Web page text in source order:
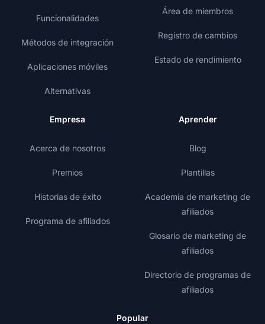
Funcionalidades
Métodos de integración
Aplicaciones móviles
Alternativas
Área de miembros
Registro de cambios
Estado de rendimiento
Empresa
Acerca de nosotros
Premios
Historias de éxito
Programa de afiliados
Aprender
Blog
Plantillas
Academia de marketing de
afiliados
Glosario de marketing de
afiliados
Directorio de programas de
afiliados
Popular